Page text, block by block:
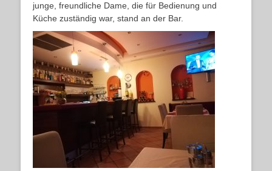
junge, freundliche Dame, die für Bedienung und
Küche zuständig war, stand an der Bar.